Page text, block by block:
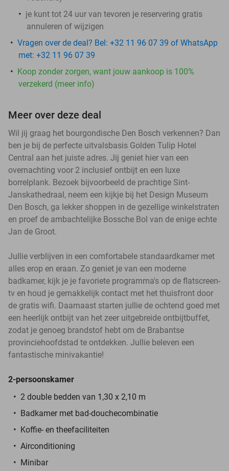
je kunt tot 24 uur van tevoren je reservering gratis
annuleren of wijzigen
Vragen over de deal? Bel: +32 11 96 07 39 of WhatsApp
met: +32 11 96 07 39
Koop zonder zorgen, want jouw aankoop is 100%
verzekerd (meer info)
Meer over deze deal
Wil jij graag het bourgondische Den Bosch verkennen? Dan
ben je bij de perfecte uitvalsbasis Golden Tulip Hotel
Central aan het juiste adres. Jij geniet hier van een
overnachting voor 2 inclusief ontbijt en een luxe
borrelplank. Bezoek bijvoorbeeld de prachtige Sint-
Janskathedraal, neem een kijkje bij het Design Museum
Den Bosch, ga lekker shoppen in de gezellige winkelstraten
en proef de ambachtelijke Bossche Bol van de enige echte
Jan de Groot.
Jullie verblijven in een comfortabele standaardkamer met
alles erop en eraan. Zo geniet je van een moderne
badkamer, kijk je je favoriete programma's op de flatscreen-
tv en houd je gemakkelijk contact met het thuisfront door
de gratis wifi. Daarnaast starten jullie de ochtend goed met
een heerlijk ontbijt van het zeer uitgebreide ontbijtbuffet,
zodat je genoeg brandstof hebt om de Brabantse
provinciehoofdstad te ontdekken. Jullie beleven een
fantastische minivakantie!
2-persoonskamer
2 double bedden van 1,30 x 2,10 m
Badkamer met bad-douchecombinatie
Koffie- en theefaciliteiten
Airconditioning
Minibar